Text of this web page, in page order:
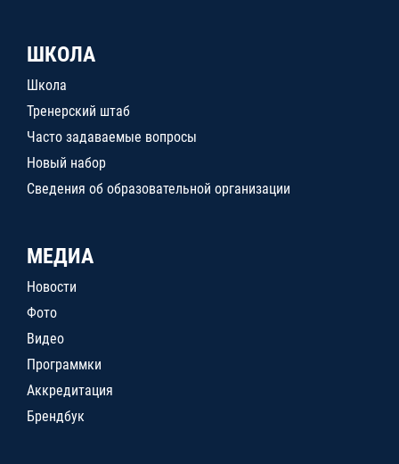
ШКОЛА
Школа
Тренерский штаб
Часто задаваемые вопросы
Новый набор
Сведения об образовательной организации
МЕДИА
Новости
Фото
Видео
Программки
Аккредитация
Брендбук